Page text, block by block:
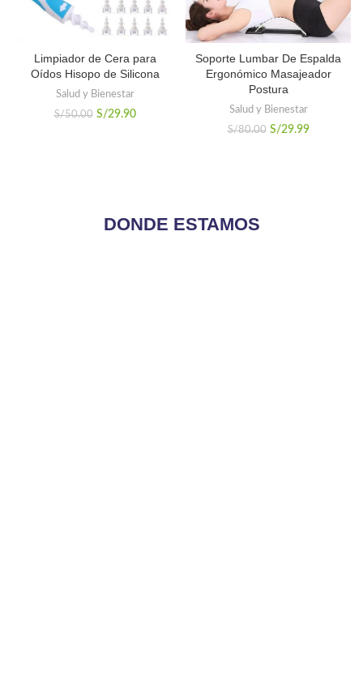
Limpiador de Cera para
Oídos Hisopo de Silicona
Salud y Bienestar
S/50.00 El
S/29.90El
Soporte Lumbar De Espalda
Ergonómico Masajeador
Postura
Salud y Bienestar
S/80.00 El
S/29.99El
DONDE ESTAMOS